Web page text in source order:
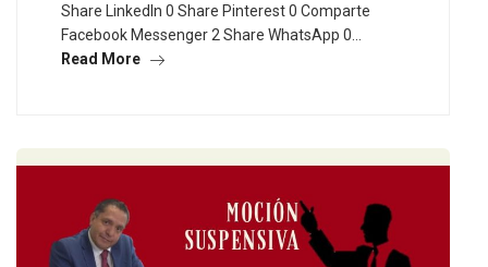
Share LinkedIn 0 Share Pinterest 0 Comparte
Facebook Messenger 2 Share WhatsApp 0…
Read More